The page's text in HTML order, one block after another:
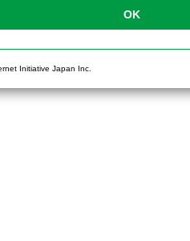
ーサー×2
OK
Initiative Japan Inc.